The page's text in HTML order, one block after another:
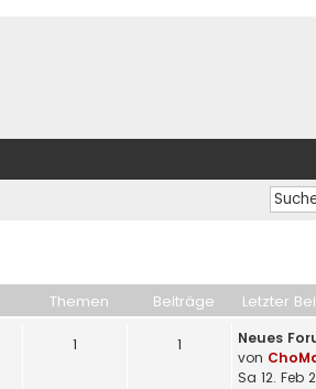
Themen Beiträge Letzter
1 1
Neues
von
Sa 12. Feb